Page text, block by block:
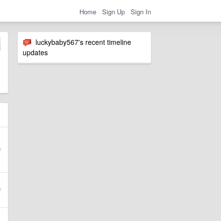
Home Sign Up Sign In
luckybaby567's recent timeline
updates